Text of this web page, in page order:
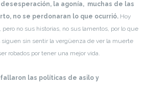
la agonía, muchas de las
no se perdonaran lo que ocurrió. Hoy
pero no sus historias, no sus lamentos, por lo que
sin sentir la vergüenza de ver la muerte
robados por tener una mejor vida.
las políticas de asilo y